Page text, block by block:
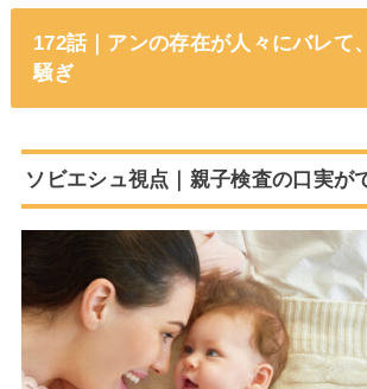
172話｜アンの存在が人々にバレて
騒ぎ
ソビエシュ視点｜親子検査の口実が